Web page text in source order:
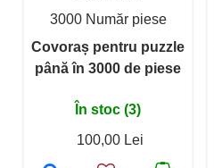
3000 Număr piese
Covoraș pentru puzzle
până în 3000 de piese
În stoc (3)
100,00 Lei